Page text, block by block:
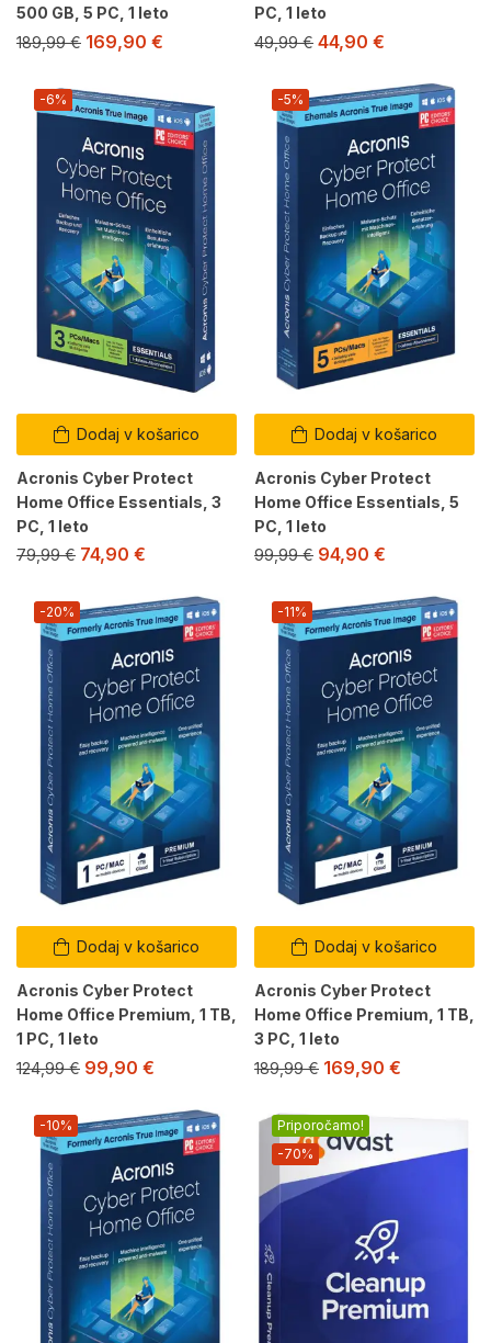
500 GB, 5 PC, 1 leto
189,99€ 169,90 €
PC, 1 leto
49,99€ 44,90 €
Dodaj v košarico
-6%
Acronis Cyber Protect
Home Office Essentials, 3
PC, 1 leto
79,99€ 74,90 €
Dodaj v košarico
-5%
Acronis Cyber Protect
Home Office Essentials, 5
PC, 1 leto
99,99€ 94,90 €
Dodaj v košarico
-20%
Acronis Cyber Protect
Home Office Premium, 1 TB,
1 PC, 1 leto
124,99€ 99,90 €
Dodaj v košarico
-11%
Acronis Cyber Protect
Home Office Premium, 1 TB,
3 PC, 1 leto
189,99€ 169,90 €
-10%
-70%
Priporočamo!